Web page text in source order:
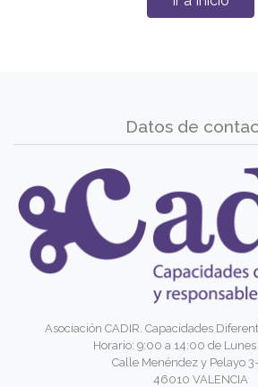
Datos de
Asociación CADIR. Capacidades
Horario: 9:00 a 14:00 de
Calle Menéndez y Pelayo
46010 VALENCIA